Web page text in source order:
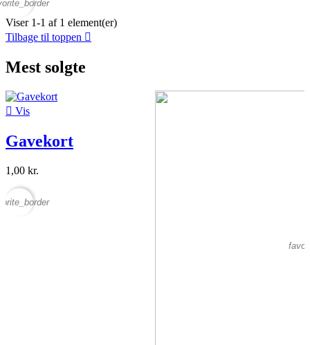
Viser 1-1 af 1 element(er)
Tilbage til toppen 
Mest solgte
 Vis
Gavekort
1,00 kr.